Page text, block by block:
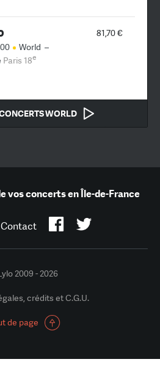
81,70 €
World –
Paris 18e
WORLD
vos concerts en Île-de-France
Contact
2009 - 2026
crédits et C.G.U.
de page